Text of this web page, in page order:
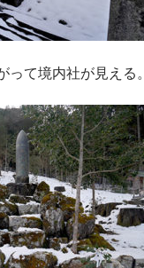
って境内社が見える。